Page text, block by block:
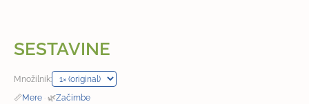
SESTAVINE
Množilnik:
📏Mere · 🌿Začimbe